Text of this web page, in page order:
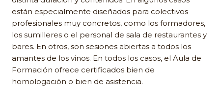
están especialmente diseñados para colectivos
profesionales muy concretos, como los formadores,
los sumilleres o el personal de sala de restaurantes y
bares. En otros, son sesiones abiertas a todos los
amantes de los vinos. En todos los casos, el Aula de
Formación ofrece certificados bien de
homologación o bien de asistencia.